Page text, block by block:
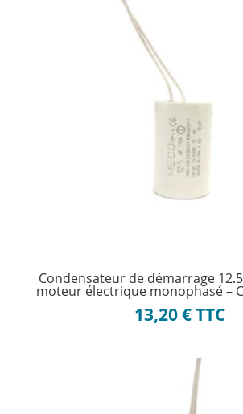
Condensateur de démarrage
moteur électrique monophasé –
13,20€TTC